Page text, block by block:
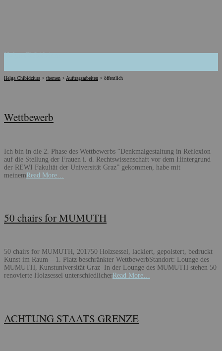
Helga Chibidziura
Helga Chibidziura > themen > Auftragsarbeiten > öffentlich
Wettbewerb
Ich bin in die 2. Phase des Wettbewerbs “Denkmalgestaltung in Reflexion
auf die Stellung der Frauen i. d. Rechtswissenschaft vor dem Hintergrund
der REWI Fakultät der Universität Graz” gekommen, habe mit
meinemRead More…
50 chairs for MUMUTH
50 chairs for MUMUTH, 201750 Holzsessel, lackiert, gepolstert, bedruckt
Kunst im Raum – 1. Platz beschränkter WettbewerbStandort: Lounge des
MUMUTH, Kunstuniversität Graz In der Lounge des MUMUTH stehen 50
renovierte Holzsessel unterschiedlicher Read More…
ACHTUNG STAATS GRENZE